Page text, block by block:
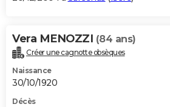
Vera MENOZZI (84 ans)
Créer une cagnotte obsèques
Naissance
30/10/1920
Décès